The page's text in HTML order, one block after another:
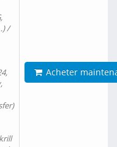
/
Acheter